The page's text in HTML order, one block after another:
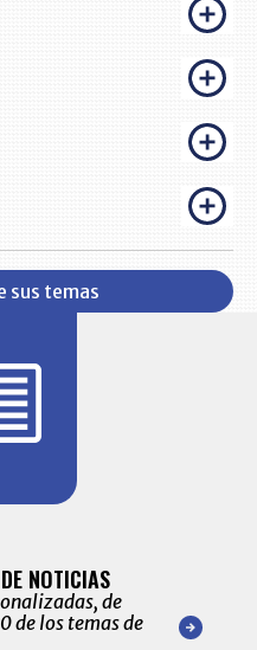
sus temas
NOTICIAS
de
de los temas de
de las